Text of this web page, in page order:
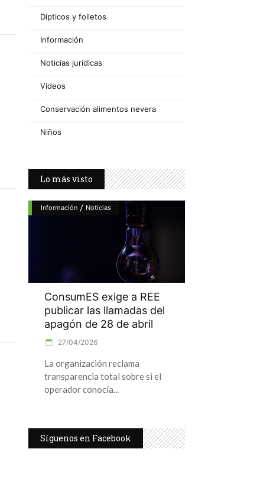
Dípticos y folletos
Información
Noticias jurídicas
Vídeos
Conservación alimentos nevera
Niños
Lo más visto
Información / Noticias
ConsumES exige a REE
publicar las llamadas del
apagón de 28 de abril
27/04/2026
La organización reclama
transparencia total sobre si el
operador conocía
Síguenos en Facebook